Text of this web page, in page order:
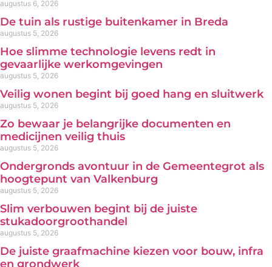
augustus 6, 2026
De tuin als rustige buitenkamer in Breda
augustus 5, 2026
Hoe slimme technologie levens redt in
gevaarlijke werkomgevingen
augustus 5, 2026
Veilig wonen begint bij goed hang en sluitwerk
augustus 5, 2026
Zo bewaar je belangrijke documenten en
medicijnen veilig thuis
augustus 5, 2026
Ondergronds avontuur in de Gemeentegrot als
hoogtepunt van Valkenburg
augustus 5, 2026
Slim verbouwen begint bij de juiste
stukadoorgroothandel
augustus 5, 2026
De juiste graafmachine kiezen voor bouw, infra
en grondwerk